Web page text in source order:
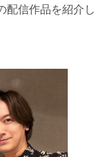
配信作品を紹介